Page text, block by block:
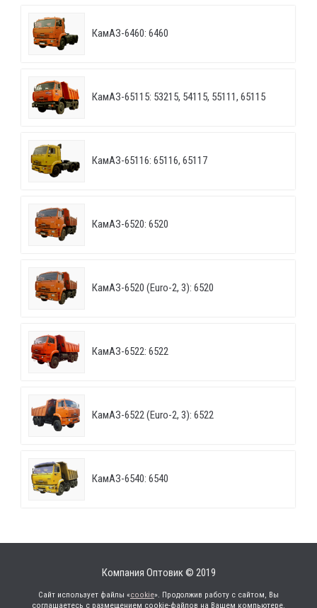
КамАЗ-6460: 6460
КамАЗ-65115: 53215, 54115, 55111, 65115
КамАЗ-65116: 65116, 65117
КамАЗ-6520: 6520
КамАЗ-6520 (Euro-2, 3): 6520
КамАЗ-6522: 6522
КамАЗ-6522 (Euro-2, 3): 6522
КамАЗ-6540: 6540
Компания Оптовик © 2019
Сайт использует файлы «cookie». Продолжив работу с сайтом, Вы
соглашаетесь с размещением cookie-файлов на Вашем компьютере.